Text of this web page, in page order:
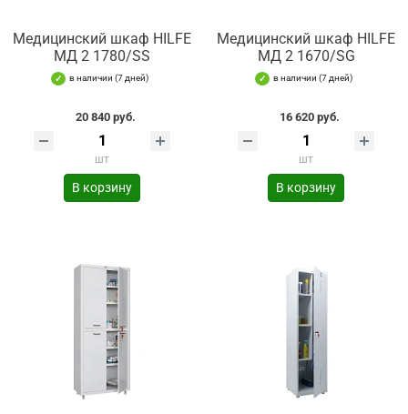
Медицинский шкаф HILFE
МД 2 1780/SS
в наличии (7 дней)
20 840 руб.
шт
В корзину
Медицинский шкаф HILFE
МД 2 1670/SG
в наличии (7 дней)
16 620 руб.
шт
В корзину